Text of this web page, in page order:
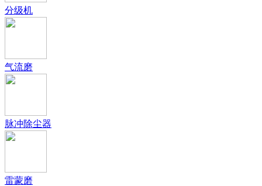
分级机
气流磨
脉冲除尘器
雷蒙磨